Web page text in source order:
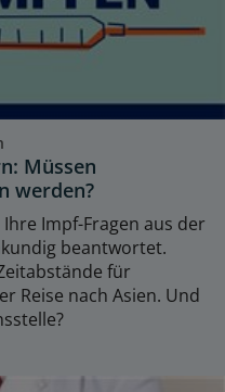
Müssen
werden?
Impf-Fragen aus der
beantwortet.
für
Reise nach Asien. Und